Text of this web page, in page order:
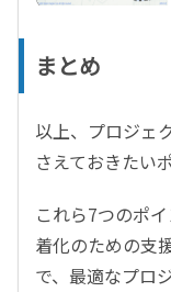
まとめ
以上、プロジェ
さえておきたい
これら7つのポ
着化のための支
で、最適なプロ